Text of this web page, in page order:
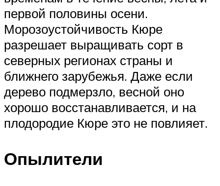
первой половины осени.
Морозоустойчивость Кюре
разрешает выращивать сорт в
северных регионах страны и
ближнего зарубежья. Даже если
дерево подмерзло, весной оно
хорошо восстанавливается, и на
плодородие Кюре это не повлияет.
Опылители